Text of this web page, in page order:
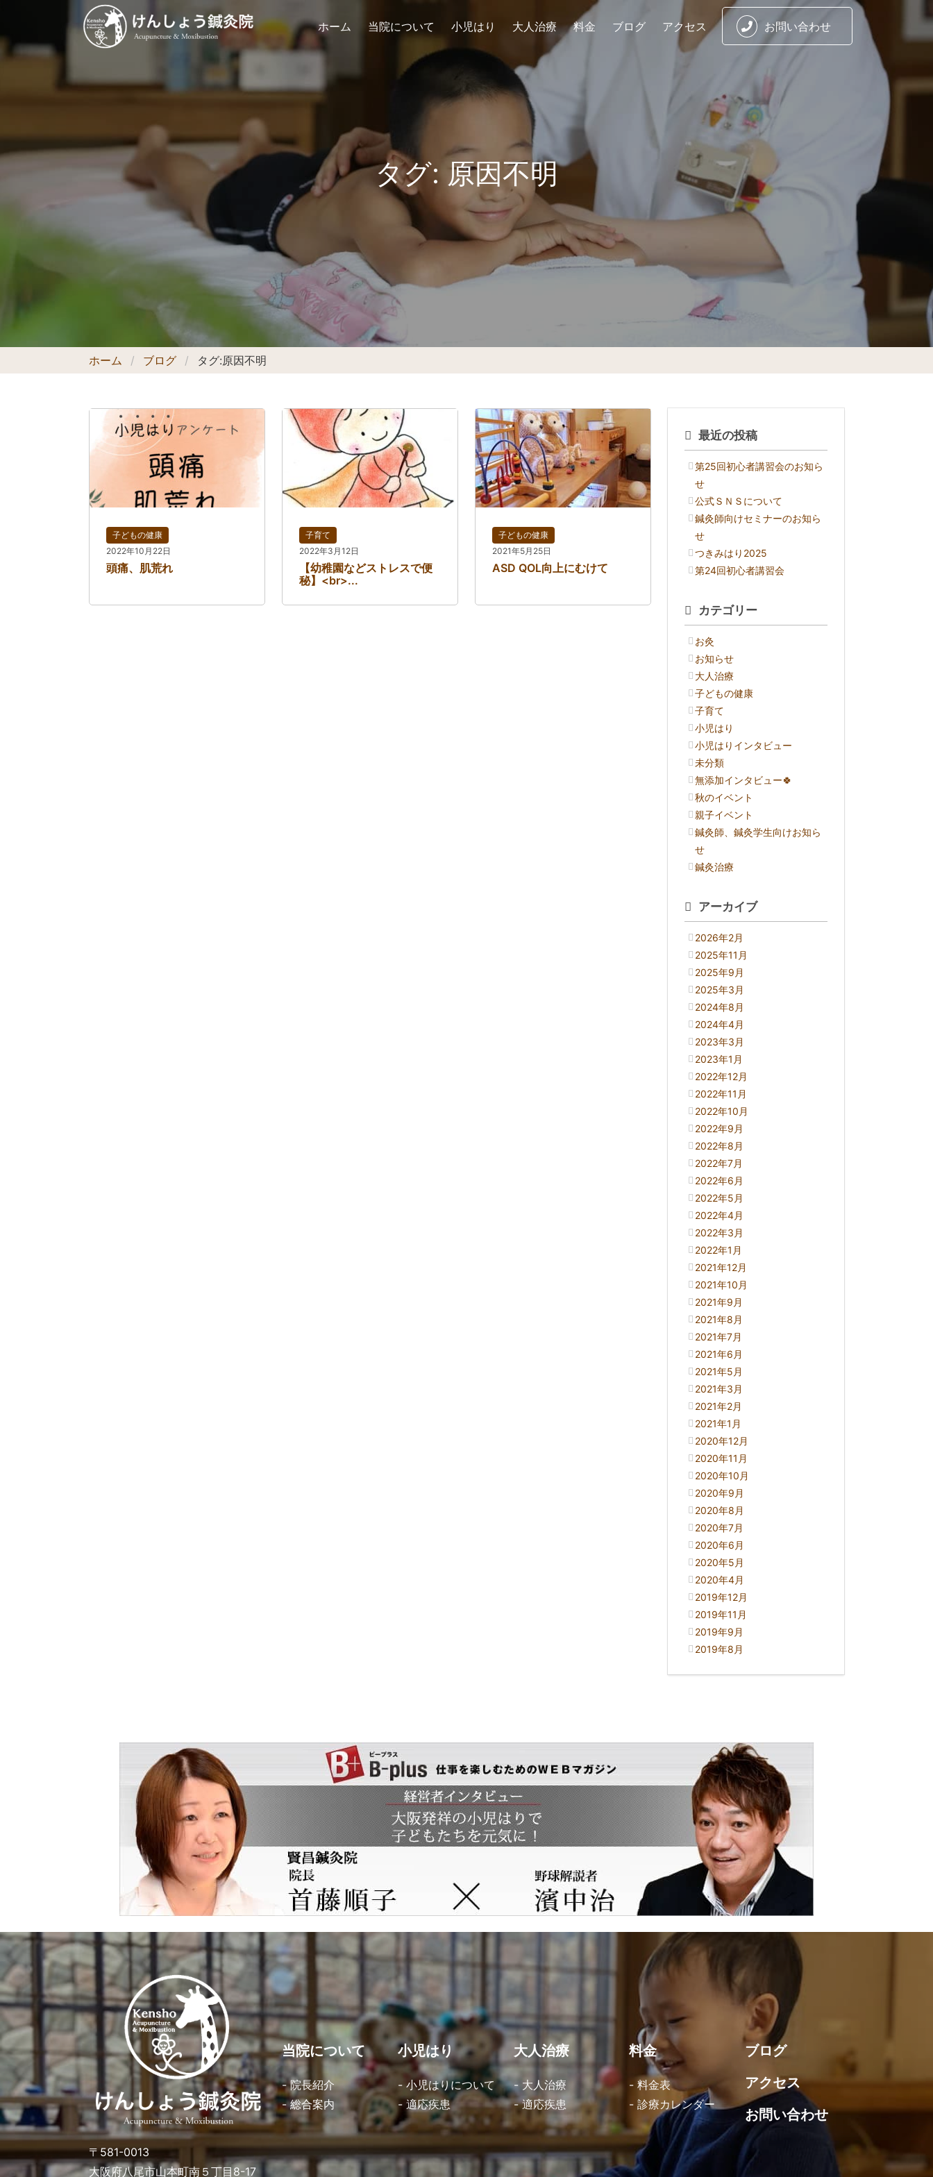
ホーム 当院について 小児はり 大人治療 料金 ブログ アクセス お問い合わせ
タグ: 原因不明
ホーム ブログ タグ:原因不明
子どもの健康
2022年10月22日
頭痛、肌荒れ
子育て
2022年3月12日
【幼稚園などストレスで便
秘】<br>...
子どもの健康
2021年5月25日
ASD QOL向上にむけて
最近の投稿
第25回初心者講習会のお知ら
せ
公式ＳＮＳについて
鍼灸師向けセミナーのお知ら
せ
つきみはり2025
第24回初心者講習会
カテゴリー
お灸
お知らせ
大人治療
子どもの健康
子育て
小児はり
小児はりインタビュー
未分類
無添加インタビュー🍀
秋のイベント
親子イベント
鍼灸師、鍼灸学生向けお知ら
せ
鍼灸治療
アーカイブ
2026年2月
2025年11月
2025年9月
2025年3月
2024年8月
2024年4月
2023年3月
2023年1月
2022年12月
2022年11月
2022年10月
2022年9月
2022年8月
2022年7月
2022年6月
2022年5月
2022年4月
2022年3月
2022年1月
2021年12月
2021年10月
2021年9月
2021年8月
2021年7月
2021年6月
2021年5月
2021年3月
2021年2月
2021年1月
2020年12月
2020年11月
2020年10月
2020年9月
2020年8月
2020年7月
2020年6月
2020年5月
2020年4月
2019年12月
2019年11月
2019年9月
2019年8月
〒581-0013
大阪府八尾市山本町南５丁目8-17
当院について
- 院長紹介
- 総合案内
小児はり
- 小児はりについて
- 適応疾患
大人治療
- 大人治療
- 適応疾患
料金
- 料金表
- 診療カレンダー
ブログ
アクセス
お問い合わせ